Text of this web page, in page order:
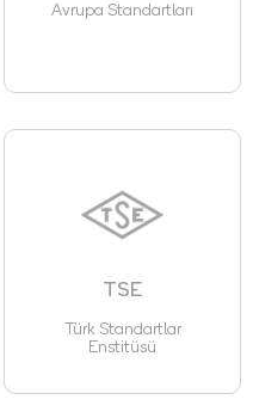
Avrupa Standartları
TSE
Türk Standartlar
Enstitüsü